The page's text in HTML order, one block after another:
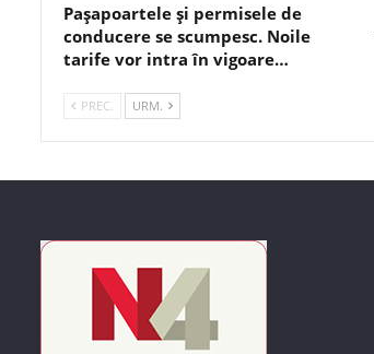
Pașapoartele și permisele de
conducere se scumpesc. Noile
tarife vor intra în vigoare…
PREC. URM.